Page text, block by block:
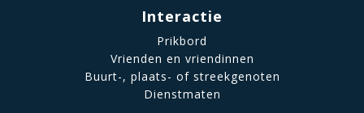
Interactie
Prikbord
Vrienden en vriendinnen
Buurt-, plaats- of streekgenoten
Dienstmaten